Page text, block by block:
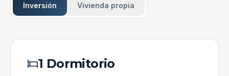
Inversión Vivienda propia
1 Dormitorio